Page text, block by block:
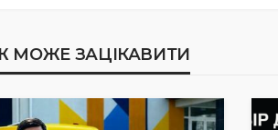
МОЖЕ ЗАЦІКАВИТИ